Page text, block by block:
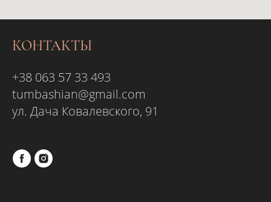
КОНТАКТЫ
+38 063 57 33 493
tumbashian@gmail.com
ул. Дача Ковалевского, 91